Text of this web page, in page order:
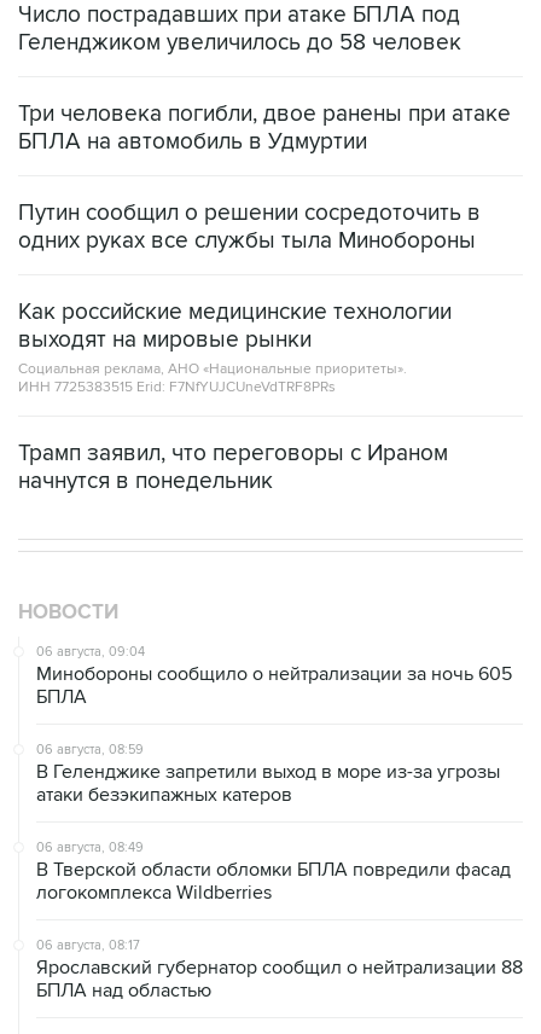
Число пострадавших при атаке БПЛА под
Геленджиком увеличилось до 58 человек
Три человека погибли, двое ранены при атаке
БПЛА на автомобиль в Удмуртии
Путин сообщил о решении сосредоточить в
одних руках все службы тыла Минобороны
Как российские медицинские технологии
выходят на мировые рынки
Социальная реклама, АНО «Национальные приоритеты».
ИНН 7725383515 Erid: F7NfYUJCUneVdTRF8PRs
Трамп заявил, что переговоры с Ираном
начнутся в понедельник
НОВОСТИ
06 августа, 09:04
Минобороны сообщило о нейтрализации за ночь 605
БПЛА
06 августа, 08:59
В Геленджике запретили выход в море из-за угрозы
атаки безэкипажных катеров
06 августа, 08:49
В Тверской области обломки БПЛА повредили фасад
логокомплекса Wildberries
06 августа, 08:17
Ярославский губернатор сообщил о нейтрализации 88
БПЛА над областью